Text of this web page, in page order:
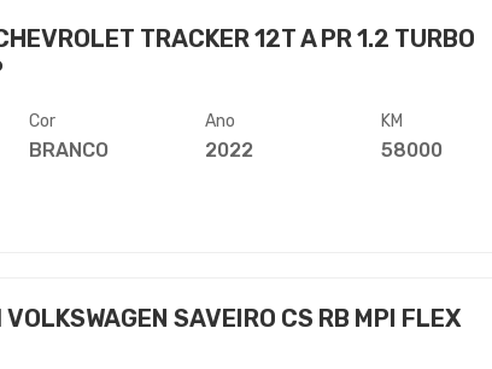
TRACKER 12T A PR 1.2 TURBO
Cor
BRANCO
Ano
2022
KM
58000
VOLKSWAGEN SAVEIRO CS RB MPI FLEX